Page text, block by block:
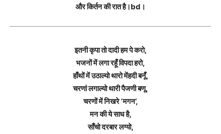
और किर्तन की रात है।bd।
इतनी कृपा तो दादी हम पे करो,
भजनों में लगा रहूँ विपदा हरो,
हाँथों में उठाल्यो थारो मेंहदी बनूँ,
चरणां लगाल्यो थारी पैजणी बणू,
चरणों में निखरे ‘मगन’,
मन की ये साध है,
साँचो दरबार लग्यो,